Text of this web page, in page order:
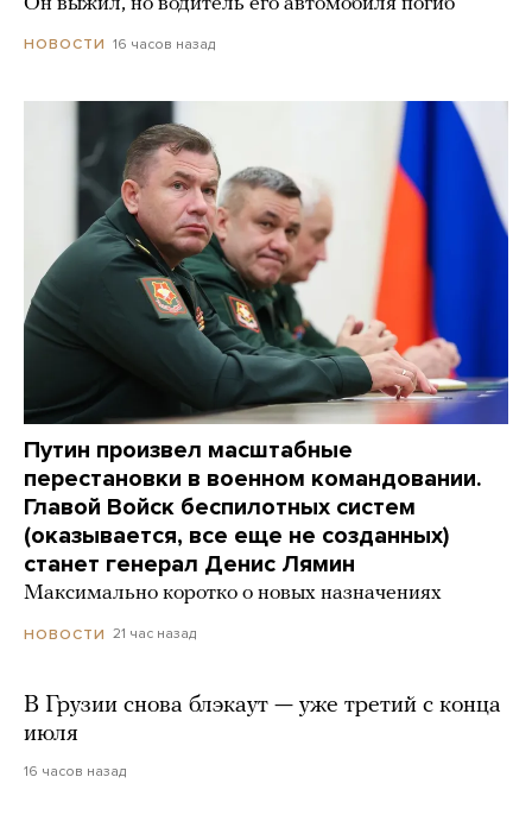
Он выжил, но водитель его автомобиля погиб
НОВОСТИ 16 часов назад
Путин произвел масштабные
перестановки в военном командовании.
Главой Войск беспилотных систем
(оказывается, все еще не созданных)
станет генерал Денис Лямин
Максимально коротко о новых назначениях
НОВОСТИ 21 час назад
В Грузии снова блэкаут — уже третий с конца
июля
16 часов назад